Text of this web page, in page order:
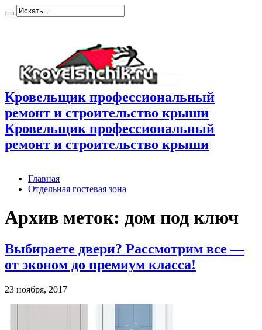
Кровельщик профессиональный
ремонт и строительство крыши
Кровельщик профессиональный
ремонт и строительство крыши
Главная
Отдельная гостевая зона
Архив меток: дом под ключ
Выбираете двери? Рассмотрим все —
от эконом до премиум класса!
23 ноября, 2017